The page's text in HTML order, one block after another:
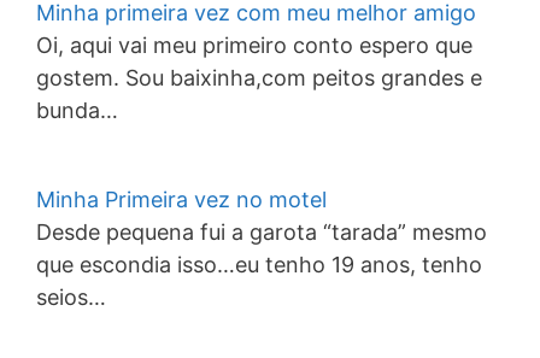
Minha primeira vez com meu melhor amigo
Oi, aqui vai meu primeiro conto espero que
gostem. Sou baixinha,com peitos grandes e
bunda…
Minha Primeira vez no motel
Desde pequena fui a garota “tarada” mesmo
que escondia isso…eu tenho 19 anos, tenho
seios…